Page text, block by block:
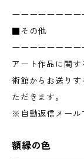
ーーーーーーー
■その他
ーーーーーーー
アート作品に関
術館からお送り
ただきます。
※自動返信メール
額縁の色